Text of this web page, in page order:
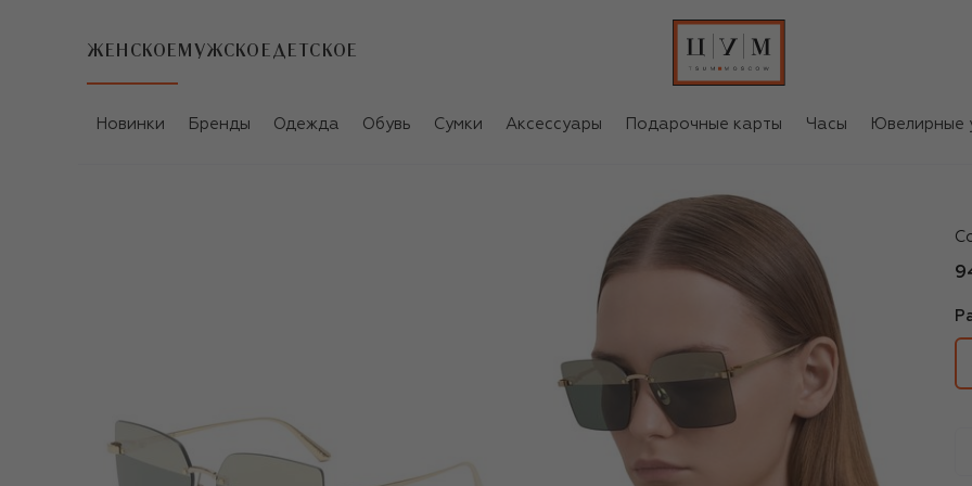
ЖЕНСКОЕ МУЖСКОЕ ДЕТСКОЕ
Новинки Бренды Одежда Обувь Сумки Аксессуары Подарочные карты Часы Ювелирные